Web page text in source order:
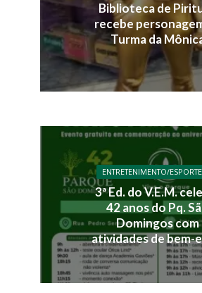
Biblioteca de
recebe
Turma da
ENTRETENIMENTO/
3ª Ed. do V.E.M.
42 anos do Pq.
Domingos com
atividades de bem-